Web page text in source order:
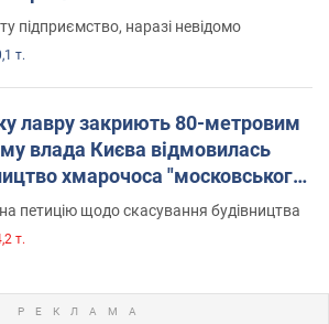
підприємство, наразі невідомо
т.
лавру закриють 80-метровим
влада Києва відмовилась
хмарочоса "московського
петицію щодо скасування будівництва
т.